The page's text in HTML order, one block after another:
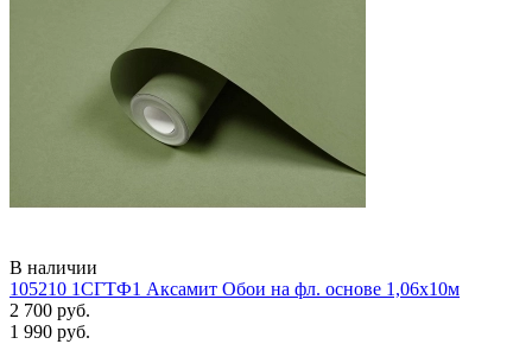
В наличии
105210 1СГТФ1 Аксамит Обои на фл. основе 1,06х10м
2 700 руб.
1 990 руб.